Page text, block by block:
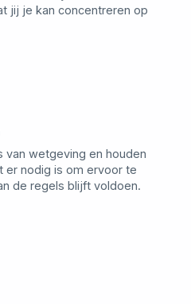
jij je kan concentreren op
van wetgeving en houden
er nodig is om ervoor te
de regels blijft voldoen.